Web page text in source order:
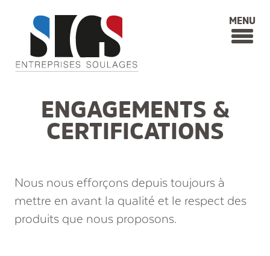
Soulages BATP Béton Agrégats
MENU
ENGAGEMENTS &
CERTIFICATIONS
Nous nous efforçons depuis toujours à
mettre en avant la qualité et le respect des
produits que nous proposons.